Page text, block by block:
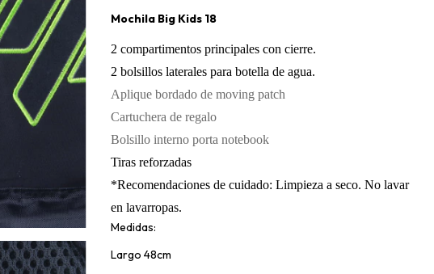
Mochila Big Kids 18
2 compartimentos principales con cierre.
2 bolsillos laterales para botella de agua.
Aplique bordado de moving patch
Cartuchera de regalo
Bolsillo interno porta notebook
Tiras reforzadas
*Recomendaciones de cuidado: Limpieza a seco. No lavar
en lavarropas.
Medidas:
Largo 48cm